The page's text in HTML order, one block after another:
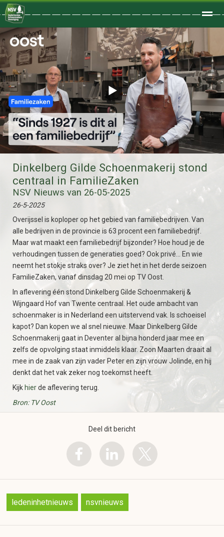
Welkom
Home Zoeken Foto's
Dinkelberg Gilde Schoenmakerij stond
centraal in FamilieZaken
NSV Nieuws van 26-05-2025
26-5-2025
Overijssel is koploper op het gebied van familiebedrijven. Van
alle bedrijven in de provincie is 63 procent een familiebedrijf.
Maar wat maakt een familiebedrijf bijzonder? Hoe houd je de
verhoudingen tussen de generaties goed? Ook privé… En wie
neemt het stokje straks over? Je ziet het in het derde seizoen
FamilieZaken, vanaf dinsdag 20 mei op TV Oost.
In aflevering één stond Dinkelberg Gilde Schoenmakerij &
Wijngaard Hof van Twente centraal. Het oude ambacht van
schoenmaker is in Nederland een uitstervend vak. Is schoeisel
kapot? Dan kopen we al snel nieuwe. Maar Dinkelberg Gilde
Schoenmakerij gaat in Deventer al bijna honderd jaar mee en
zelfs de opvolging staat inmiddels klaar. Zoon Maarten draait al
mee in de zaak van zijn vader Peter en zijn vrouw Jolinde, en hij
denkt dat het vak zeker nog toekomst heeft.
Kijk hierde aflevering terug.
Bron: TV Oost
Deel dit bericht
ledeninhetnieuws nsvnieuws